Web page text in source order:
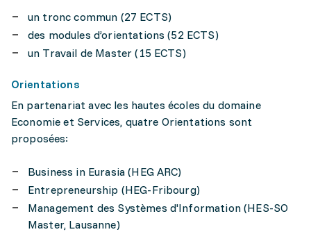
un tronc commun (27 ECTS)
des modules d’orientations (52 ECTS)
un Travail de Master (15 ECTS)
Orientations
En partenariat avec les hautes écoles du domaine
Economie et Services, quatre Orientations sont
proposées:
Business in Eurasia (HEG ARC)
Entrepreneurship (HEG-Fribourg)
Management des Systèmes d'Information (HES-SO
Master, Lausanne)